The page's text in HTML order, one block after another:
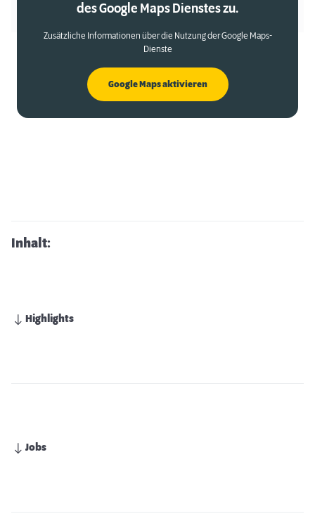
des Google Maps Dienstes zu.
Zusätzliche Informationen über die Nutzung der Google Maps-
Dienste
Google Maps aktivieren
Inhalt:
Highlights
Jobs